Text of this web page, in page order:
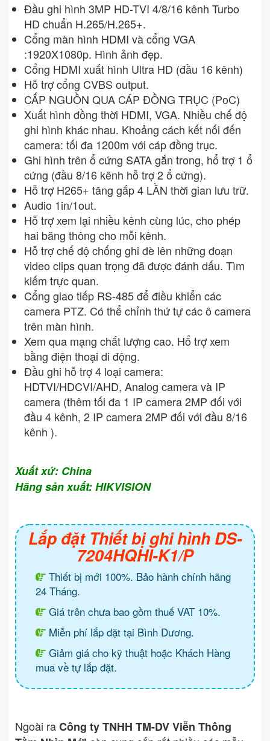
Đầu ghi hình 3MP HD-TVI 4/8/16 kênh Turbo
HD chuẩn H.265/H.265+.
Cổng màn hình HDMI và cổng VGA
:1920X1080p. Hình ảnh đẹp.
Cổng HDMI xuất hình Ultra HD (đầu 16 kênh)
Hỗ trợ cổng CVBS output.
CẤP NGUỒN QUA CÁP ĐỒNG TRỤC (PoC)
Xuất hình đồng thời HDMI, VGA. Nhiều chế độ
ghi hình khác nhau. Khoảng cách kết nối đến
camera: tối đa 1200m với cáp đồng trục.
Ghi hình trên ổ cứng SATA gắn trong, hổ trợ 1 ổ
cứng (đầu 8/16 kênh hỗ trợ 2 ổ cứng).
Hỗ trợ H265+ tăng gấp 4 LẦN thời gian lưu trữ.
Audio 1in/1out.
Hỗ trợ xem lại nhiều kênh cùng lúc, cho phép
hai băng thông cho mỗi kênh.
Hỗ trợ chế độ chống ghi đè lên những đoạn
video clips quan trọng đã được đánh dấu. Tìm
kiếm trực quan.
Cổng giao tiếp RS-485 để điều khiển các
camera PTZ. Có thể chỉnh thứ tự các ô camera
trên màn hình.
Xem qua mạng chất lượng cao. Hổ trợ xem
bằng điện thoại di động.
Đầu ghi hỗ trợ 4 loại camera:
HDTVI/HDCVI/AHD, Analog camera và IP
camera (thêm tối đa 1 IP camera 2MP đối với
đầu 4 kênh, 2 IP camera 2MP đối với đầu 8/16
kênh ).
Xuất xứ: China
Hãng sản xuất: HIKVISION
Lắp đặt Thiết bị ghi hình DS-
7204HQHI-K1/P
Thiết bị mới 100%. Bảo hành chính hãng
24 Tháng.
Giá trên chưa bao gồm thuế VAT 10%.
Miễn phí lắp đặt tại Bình Dương.
Giảm giá cho kỹ thuật hoặc Khách Hàng
mua về tự lắp đặt.
Ngoài raCông ty TNHH TM-DV Viễn Thông